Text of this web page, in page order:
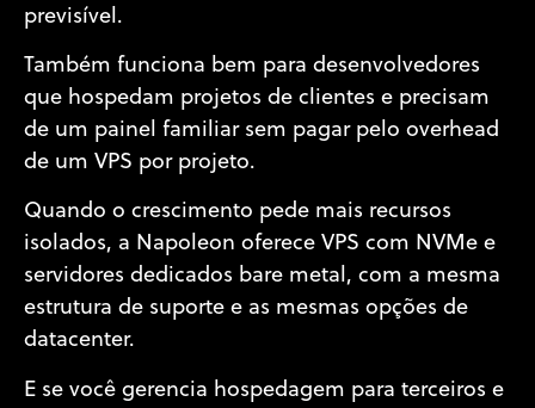
previsível.
Também funciona bem para desenvolvedores
que hospedam projetos de clientes e precisam
de um painel familiar sem pagar pelo overhead
de um VPS por projeto.
Quando o crescimento pede mais recursos
isolados, a Napoleon oferece VPS com NVMe e
servidores dedicados bare metal, com a mesma
estrutura de suporte e as mesmas opções de
datacenter.
E se você gerencia hospedagem para terceiros e